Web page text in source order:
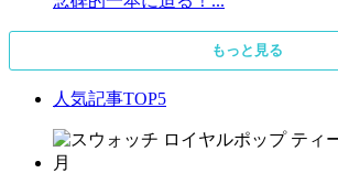
もっと見る
人気記事TOP5